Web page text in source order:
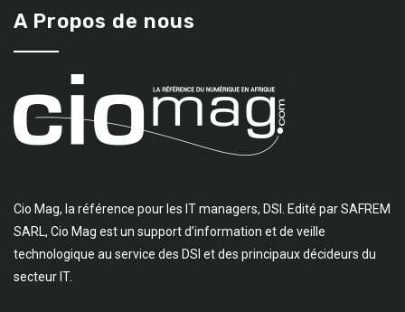
A Propos de nous
Cio Mag, la référence pour les IT managers, DSI. Edité par SAFREM
SARL, Cio Mag est un support d’information et de veille
technologique au service des DSI et des principaux décideurs du
secteur IT.